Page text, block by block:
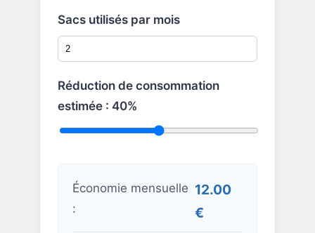
Sacs utilisés par mois
Réduction de consommation
estimée : 40%
Économie mensuelle
:
12.00
€